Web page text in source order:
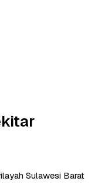
Sulawesi Barat